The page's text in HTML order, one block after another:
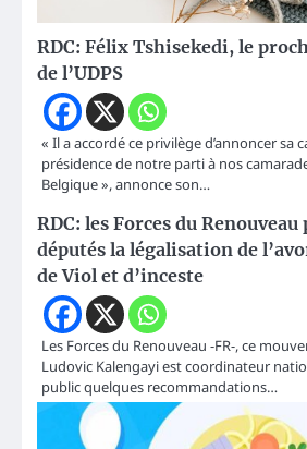
RDC: Félix Tshisekedi, le
de l’UDPS
« Il a accordé ce privilège d’annoncer sa
présidence de notre parti à nos
Belgique », annonce son…
RDC: les Forces du
députés la légalisation de
de Viol et d’inceste
Les Forces du Renouveau -FR-, ce
Ludovic Kalengayi est coordinateur
public quelques recommandations…